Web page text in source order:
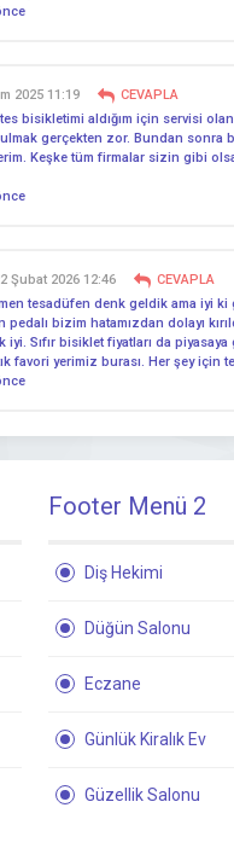
2025 11:19
CEVAPLA
bisikletimi aldığım için servisi
gerçekten zor. Bundan sonra
Keşke tüm firmalar sizin gibi
Şubat 2026 12:46
CEVAPLA
tesadüfen denk geldik ama iyi
pedalı bizim hatamızdan dolayı
iyi. Sıfır bisiklet fiyatları da
favori yerimiz burası. Her şey için
Footer Menü 2
Diş Hekimi
Düğün Salonu
Eczane
Günlük Kiralık Ev
Güzellik Salonu